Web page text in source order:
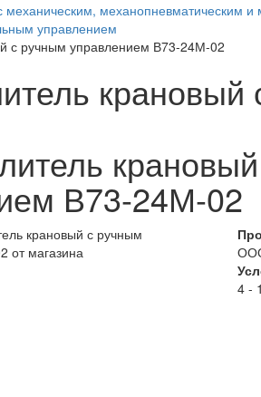
механопневматическим
управлением
с ручным управлением В73-24М-02
В73-24М-02
4 -